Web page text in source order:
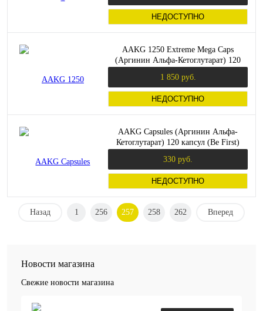
НЕДОСТУПНО
AAKG 1250 Extreme Mega Caps
(Аргинин Альфа-Кетоглутарат) 120
упаковка
1 850 руб.
НЕДОСТУПНО
AAKG Capsules (Аргинин Альфа-
Кетоглутарат) 120 капсул (Be First)
330 руб.
НЕДОСТУПНО
Назад 1 256 257 258 262 Вперед
Новости магазина
Свежие новости магазина